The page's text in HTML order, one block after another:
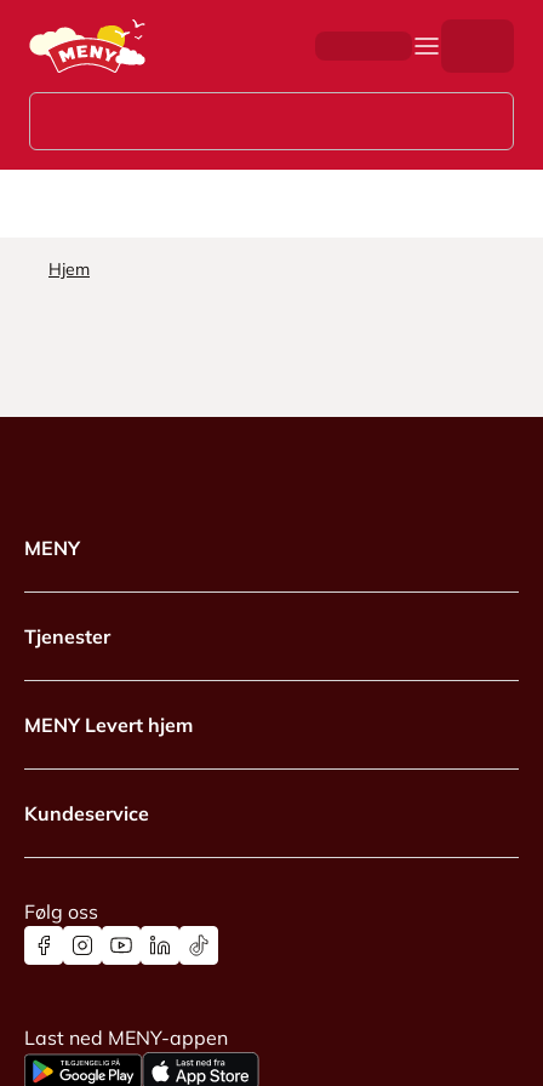
Hopp til hovedinnhold
Hjem
MENY
Tjenester
MENY Levert hjem
Kundeservice
Følg oss
Last ned MENY-appen